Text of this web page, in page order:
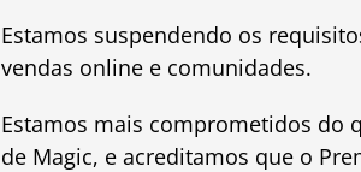
Estamos suspendendo os
vendas online e comunidades.
Estamos mais comprometidos do
de Magic, e acreditamos que o